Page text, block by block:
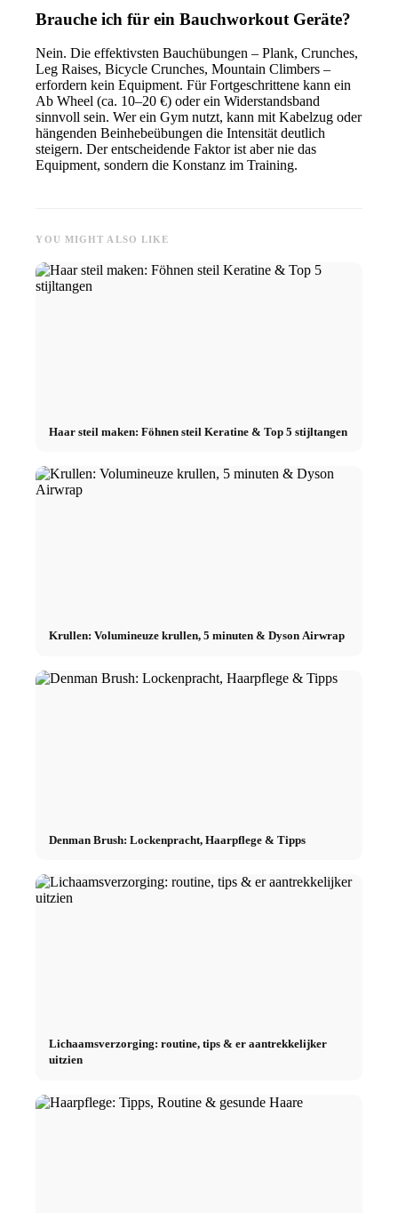
Brauche ich für ein Bauchworkout Geräte?
Nein. Die effektivsten Bauchübungen – Plank, Crunches,
Leg Raises, Bicycle Crunches, Mountain Climbers –
erfordern kein Equipment. Für Fortgeschrittene kann ein
Ab Wheel (ca. 10–20 €) oder ein Widerstandsband
sinnvoll sein. Wer ein Gym nutzt, kann mit Kabelzug oder
hängenden Beinhebeübungen die Intensität deutlich
steigern. Der entscheidende Faktor ist aber nie das
Equipment, sondern die Konstanz im Training.
YOU MIGHT ALSO LIKE
Haar steil maken: Föhnen steil Keratine & Top 5 stijltangen
Krullen: Volumineuze krullen, 5 minuten & Dyson Airwrap
Denman Brush: Lockenpracht, Haarpflege & Tipps
Lichaamsverzorging: routine, tips & er aantrekkelijker
uitzien